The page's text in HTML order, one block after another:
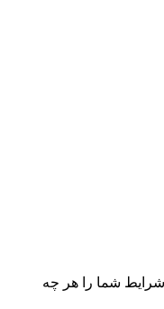
داریم شرایط شما را هر چه